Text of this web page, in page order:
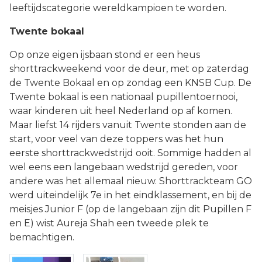
leeftijdscategorie wereldkampioen te worden.
Twente bokaal
Op onze eigen ijsbaan stond er een heus
shorttrackweekend voor de deur, met op zaterdag
de Twente Bokaal en op zondag een KNSB Cup. De
Twente bokaal is een nationaal pupillentoernooi,
waar kinderen uit heel Nederland op af komen.
Maar liefst 14 rijders vanuit Twente stonden aan de
start, voor veel van deze toppers was het hun
eerste shorttrackwedstrijd ooit. Sommige hadden al
wel eens een langebaan wedstrijd gereden, voor
andere was het allemaal nieuw. Shorttrackteam GO
werd uiteindelijk 7e in het eindklassement, en bij de
meisjes Junior F (op de langebaan zijn dit Pupillen F
en E) wist Aureja Shah een tweede plek te
bemachtigen.